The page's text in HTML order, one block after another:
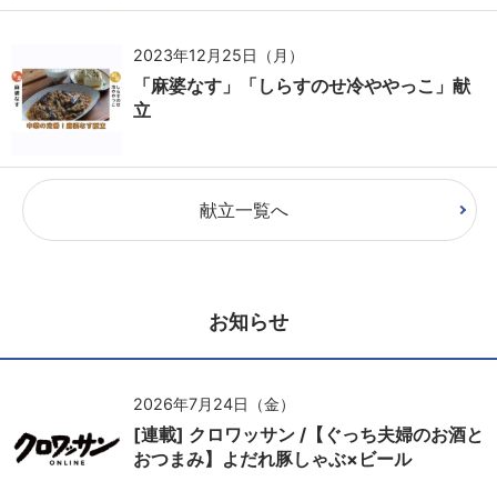
2023年12月25日（月）
「麻婆なす」「しらすのせ冷ややっこ」献
立
献立一覧へ
お知らせ
2026年7月24日（金）
[連載] クロワッサン /【ぐっち夫婦のお酒と
おつまみ】よだれ豚しゃぶ×ビール